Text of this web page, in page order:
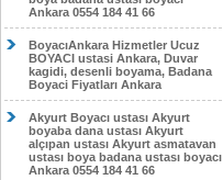
Ankara 0554 184 41 66
BoyacıAnkara Hizmetler Ucuz
BOYACI ustasi Ankara, Duvar
kagidi, desenli boyama, Badana
Boyaci Fiyatları Ankara
Akyurt Boyacı ustası Akyurt
boyaba dana ustası Akyurt
alçıpan ustası Akyurt asmatavan
ustası boya badana ustası boyacı
Ankara 0554 184 41 66